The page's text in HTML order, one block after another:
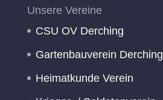
Unsere Vereine
CSU OV Derching
Gartenbauverein Derching
Heimatkunde Verein